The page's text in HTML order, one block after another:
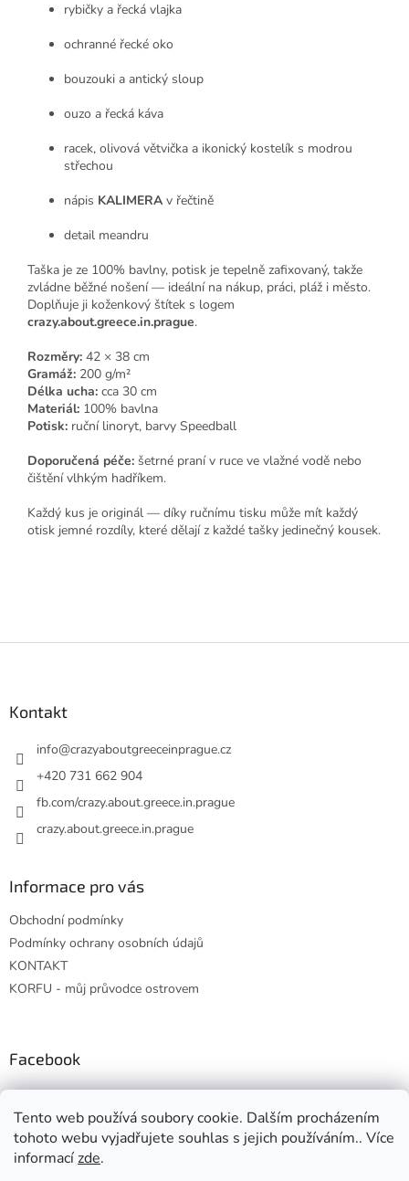
Tento web používá soubory cookie. Dalším procházením
tohoto webu vyjadřujete souhlas s jejich používáním.. Více
informacízde.
rybičky a řecká vlajka
ochranné řecké oko
bouzouki a antický sloup
ouzo a řecká káva
racek, olivová větvička a ikonický kostelík s modrou
střechou
nápis KALIMERA v řečtině
detail meandru
Taška je ze 100% bavlny, potisk je tepelně zafixovaný, takže
zvládne běžné nošení — ideální na nákup, práci, pláž i město.
Doplňuje ji koženkový štítek s logem
crazy.about.greece.in.prague.
Rozměry: 42 × 38 cm
Gramáž: 200 g/m²
Délka ucha: cca 30 cm
Materiál: 100% bavlna
Potisk: ruční linoryt, barvy Speedball
Doporučená péče: šetrné praní v ruce ve vlažné vodě nebo
čištění vlhkým hadříkem.
Každý kus je originál — díky ručnímu tisku může mít každý
otisk jemné rozdíly, které dělají z každé tašky jedinečný kousek.
Kontakt
info@crazyaboutgreeceinprague.cz
+420 731 662 904
fb.com/crazy.about.greece.in.prague
crazy.about.greece.in.prague
Informace pro vás
Obchodní podmínky
Podmínky ochrany osobních údajů
KONTAKT
KORFU - můj průvodce ostrovem
Facebook